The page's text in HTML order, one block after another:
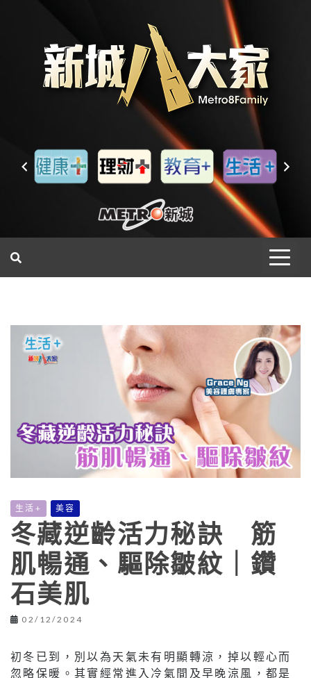
生活+ 美容
冬藏逆齡活力秘訣 筋
肌暢通、驅除皺紋｜鑽
石美肌
02/12/2024
初冬已到，別以為天氣未有明顯轉涼，掉以輕心而
忽略保暖。其實經常進入冷氣間及早晚涼風，都是